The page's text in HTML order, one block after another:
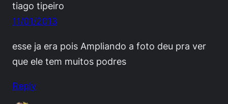
tiago tipeiro
11/01/2013
esse ja era pois Ampliando a foto deu pra ver
que ele tem muitos podres
Reply